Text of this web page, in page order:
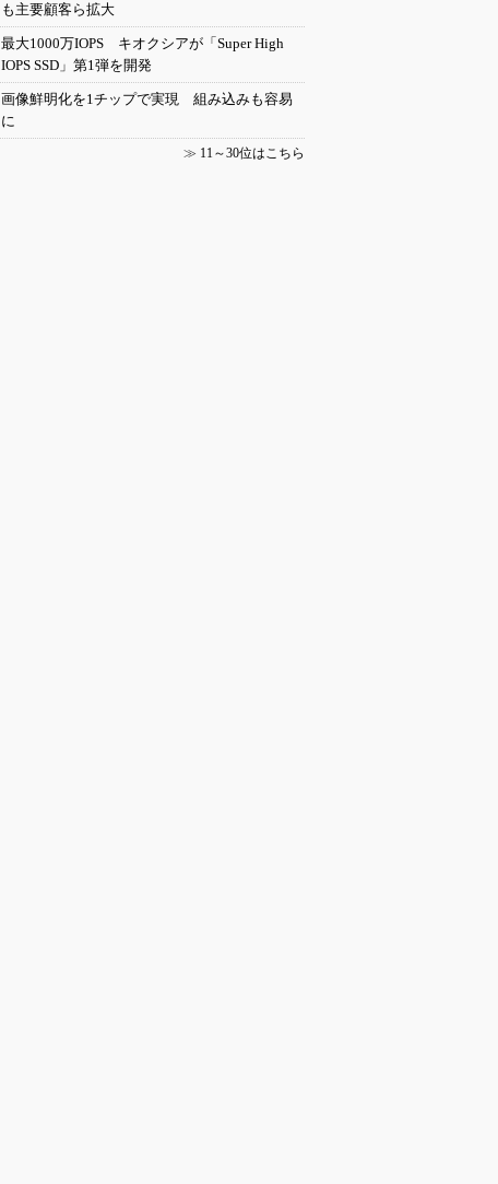
も主要顧客ら拡大
最大1000万IOPS キオクシアが「Super High
IOPS SSD」第1弾を開発
画像鮮明化を1チップで実現 組み込みも容易
に
≫ 11～30位はこちら